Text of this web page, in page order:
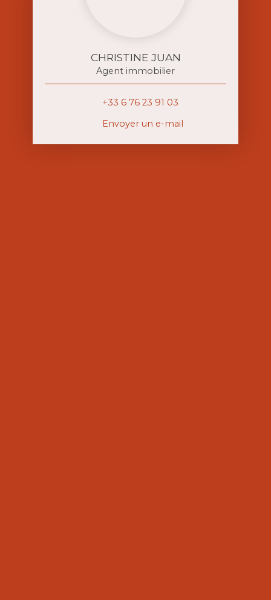
CHRISTINE JUAN
Agent immobilier
+33 6 76 23 91 03
Envoyer un e-mail